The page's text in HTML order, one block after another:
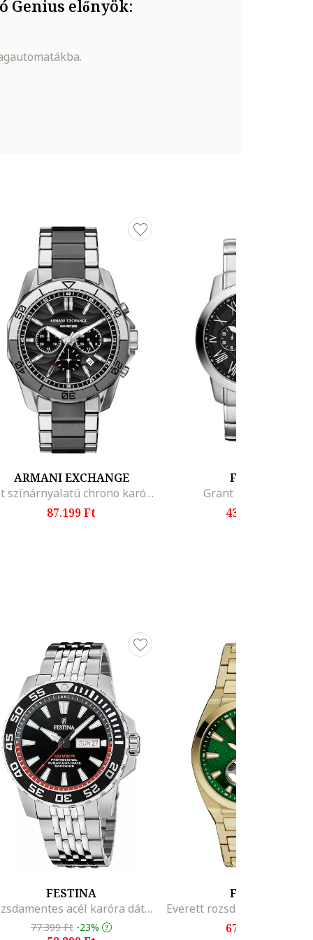
Genius előnyök:
ARMANI EXCHANGE
Két színárnyalatú chrono karóra, Ezüstszín, Sötét ezüstszín
87.199 Ft
FOSSIL
Grant Férfi karóra
43.299 Ft
FESTINA
Rozsdamentes acél karóra dátum alkijelzővel, Ezüstszín
77.399 Ft -23%
FOSSIL
67.299 Ft